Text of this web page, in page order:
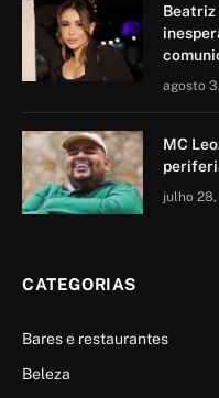
Beatriz
agosto
MC
julho
CATEGORIAS
Bares e restaurantes
Beleza